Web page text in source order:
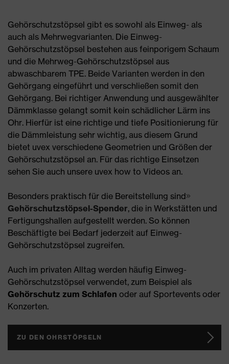
Gehörschutzstöpsel gibt es sowohl als Einweg- als
auch als Mehrwegvarianten. Die Einweg-
Gehörschutzstöpsel bestehen aus feinporigem Schaum
und die Mehrweg-Gehörschutzstöpsel aus
abwaschbarem TPE. Beide Varianten werden in den
Gehörgang eingeführt und verschließen somit den
Gehörgang. Bei richtiger Anwendung und ausgewählter
Dämmklasse gelangt somit kein schädlicher Lärm ins
Ohr. Hierfür ist eine richtige und tiefe Positionierung für
die Dämmleistung sehr wichtig, aus diesem Grund
bietet uvex verschiedene Geometrien und Größen der
Gehörschutzstöpsel an. Für das richtige Einsetzen
sehen Sie auch unsere uvex how to Videos an.
Besonders praktisch für die Bereitstellung sind
Gehörschutzstöpsel-Spender, die in Werkstätten und
Fertigungshallen aufgestellt werden. So können
Beschäftigte bei Bedarf jederzeit auf Einweg-
Gehörschutzstöpsel zugreifen.
Auch im privaten Alltag werden häufig Einweg-
Gehörschutzstöpsel verwendet, zum Beispiel als
Gehörschutz zum Schlafen oder auf Sportevents oder
Konzerten.
ZU DEN OHRSTÖPSELN